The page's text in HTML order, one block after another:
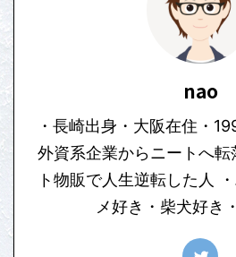
nao
・長崎出身・大阪在住・
外資系企業からニートへ転
ト物販で人生逆転した人
メ好き・柴犬好き